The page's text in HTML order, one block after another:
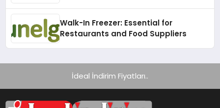
Walk-In Freezer: Essential for
Restaurants and Food Suppliers
İdeal İndirim Fiyatları..